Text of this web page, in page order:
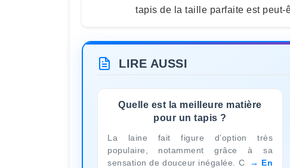
tapis de la taille parfaite est peut-
LIRE AUSSI
Quelle est la meilleure matière
pour un tapis ?
La laine fait figure d’option très
populaire, notamment grâce à sa
sensation de douceur inégalée. C
En